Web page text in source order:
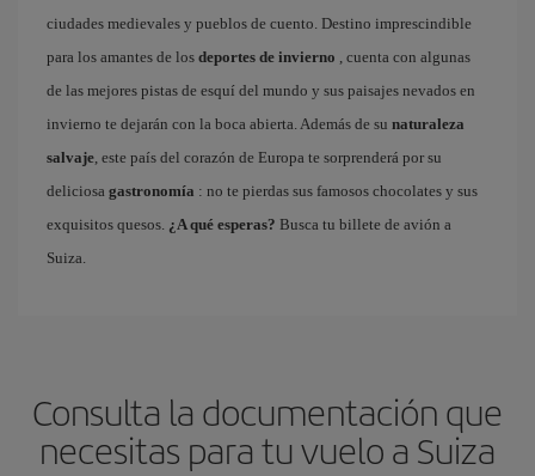
ciudades medievales y pueblos de cuento. Destino imprescindible
para los amantes de los deportes de invierno
, cuenta con algunas
de las mejores pistas de esquí del mundo y sus paisajes nevados en
invierno te dejarán con la boca abierta. Además de su naturaleza
salvaje , este país del corazón de Europa te sorprenderá por su
deliciosa gastronomía : no te pierdas sus famosos chocolates y sus
exquisitos quesos. ¿A qué esperas? Busca tu billete de avión a
Suiza.
Consulta la documentación que
necesitas para tu vuelo a Suiza